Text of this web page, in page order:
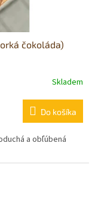
čokoláda)
Skladem
Do košíka
a obľúbená